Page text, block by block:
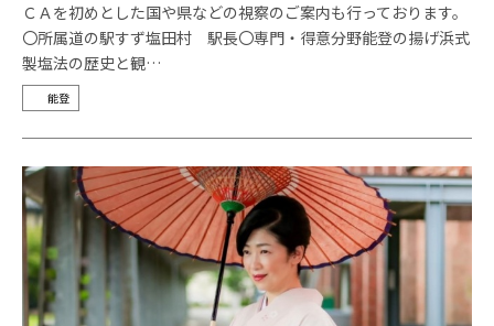
ＣＡを初めとした国や県などの視察のご案内も行っております。
〇所属道の駅すず塩田村 駅長〇専門・得意分野能登の揚げ浜式
製塩法の歴史と観…
能登